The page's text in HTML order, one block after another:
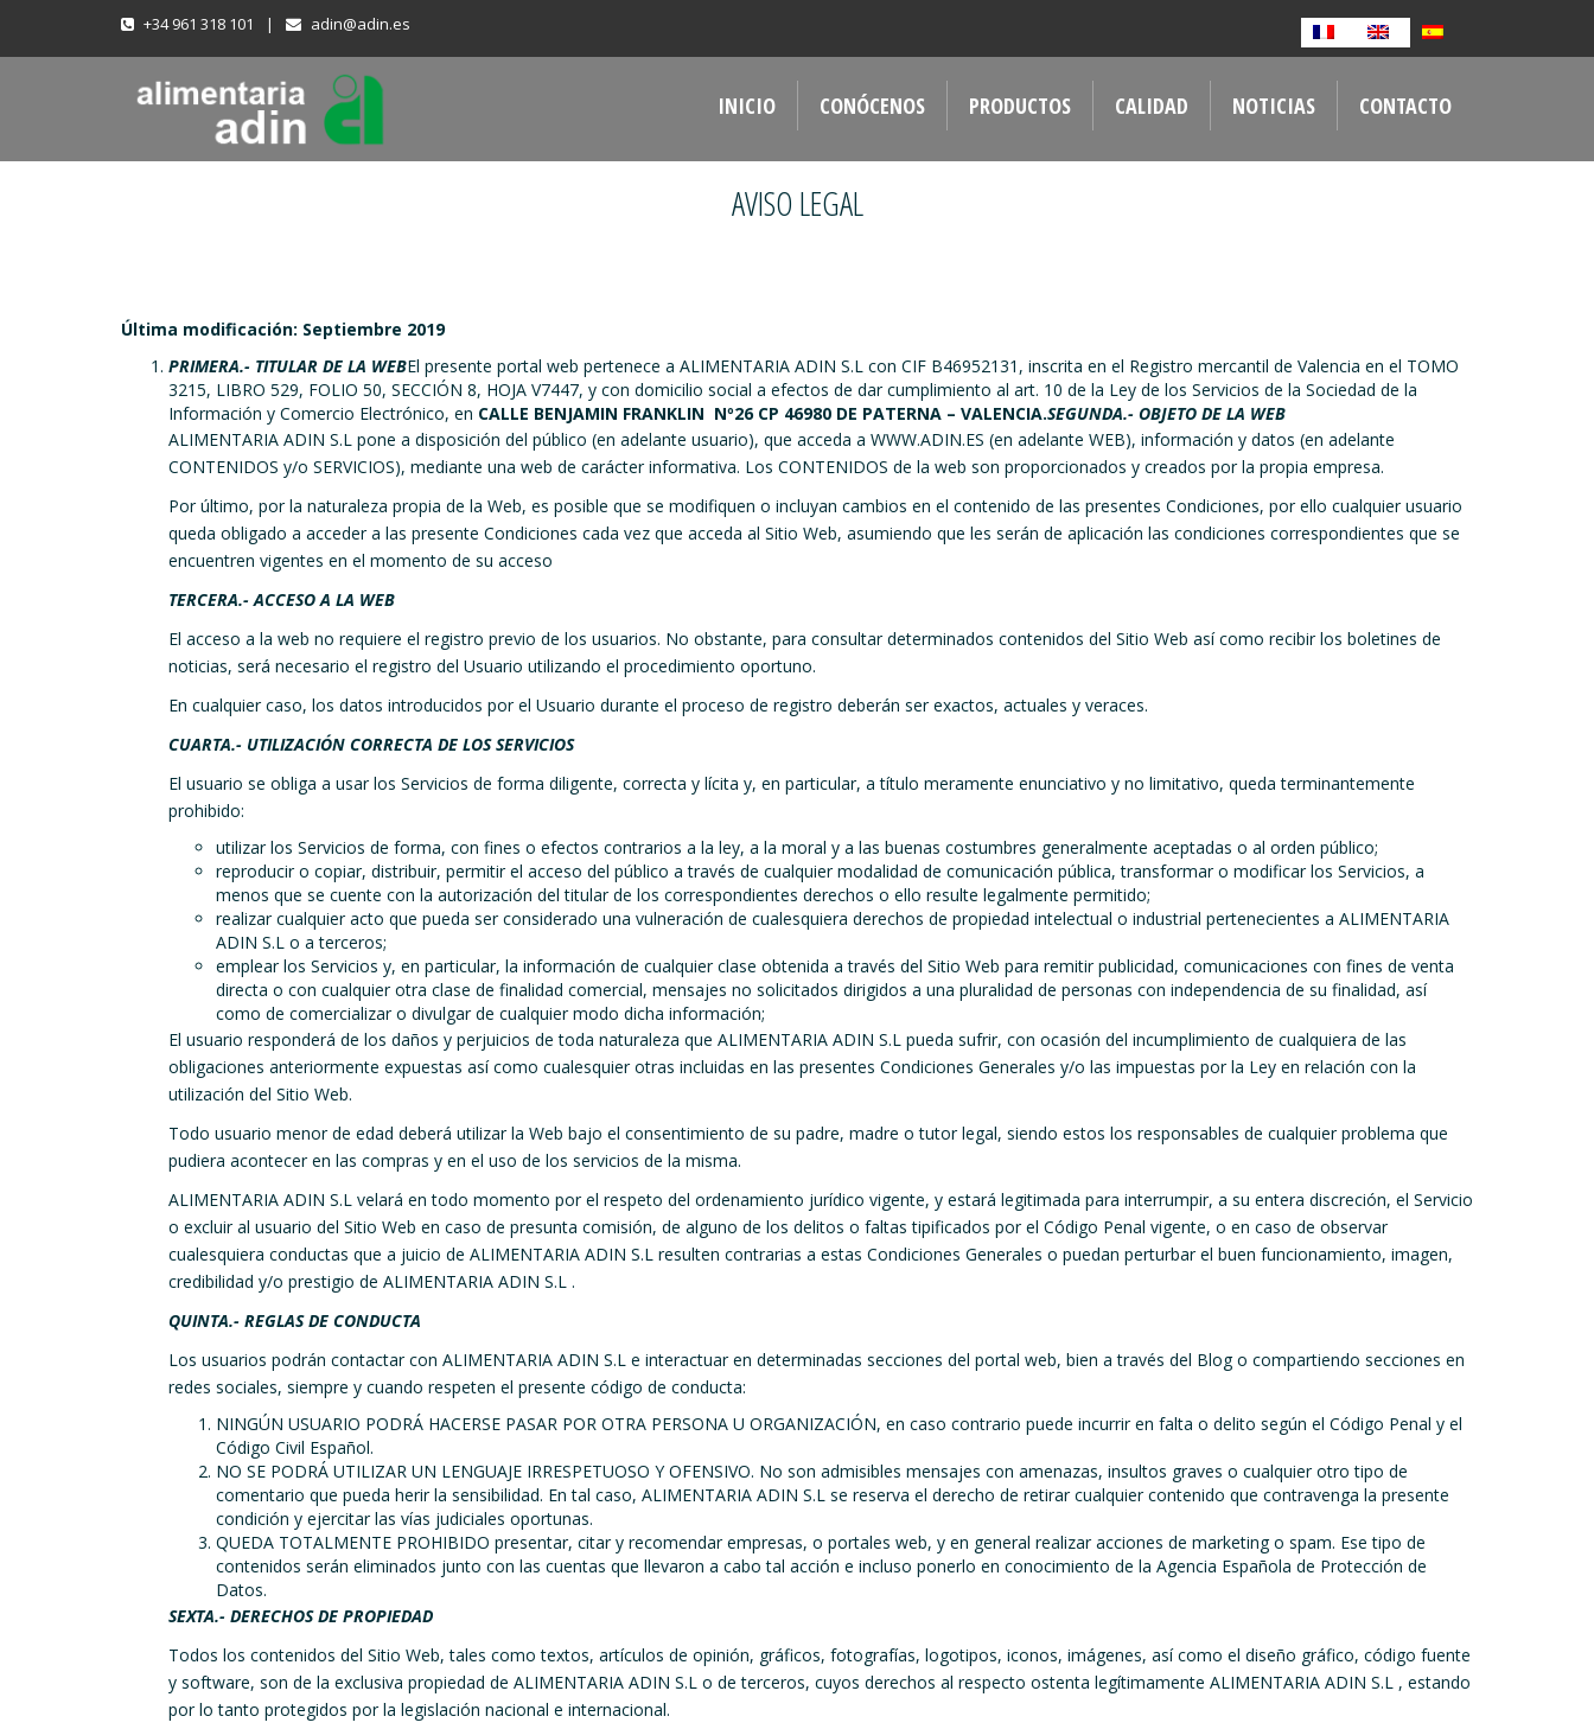
+34 961 318 101 | adin@adin.es
INICIO CONÓCENOS PRODUCTOS CALIDAD NOTICIAS CONTACTO
AVISO LEGAL
Última modificación: Septiembre 2019
PRIMERA.- TITULAR DE LA WEBEl presente portal web pertenece a ALIMENTARIA ADIN S.L con CIF B46952131, inscrita en el Registro mercantil de Valencia en el TOMO
3215, LIBRO 529, FOLIO 50, SECCIÓN 8, HOJA V7447, y con domicilio social a efectos de dar cumplimiento al art. 10 de la Ley de los Servicios de la Sociedad de la
Información y Comercio Electrónico, en CALLE BENJAMIN FRANKLIN Nº26 CP 46980 DE PATERNA – VALENCIA.SEGUNDA.- OBJETO DE LA WEB
ALIMENTARIA ADIN S.L pone a disposición del público (en adelante usuario), que acceda a WWW.ADIN.ES (en adelante WEB), información y datos (en adelante
CONTENIDOS y/o SERVICIOS), mediante una web de carácter informativa. Los CONTENIDOS de la web son proporcionados y creados por la propia empresa.
Por último, por la naturaleza propia de la Web, es posible que se modifiquen o incluyan cambios en el contenido de las presentes Condiciones, por ello cualquier usuario
queda obligado a acceder a las presente Condiciones cada vez que acceda al Sitio Web, asumiendo que les serán de aplicación las condiciones correspondientes que se
encuentren vigentes en el momento de su acceso
TERCERA.- ACCESO A LA WEB
El acceso a la web no requiere el registro previo de los usuarios. No obstante, para consultar determinados contenidos del Sitio Web así como recibir los boletines de
noticias, será necesario el registro del Usuario utilizando el procedimiento oportuno.
En cualquier caso, los datos introducidos por el Usuario durante el proceso de registro deberán ser exactos, actuales y veraces.
CUARTA.- UTILIZACIÓN CORRECTA DE LOS SERVICIOS
El usuario se obliga a usar los Servicios de forma diligente, correcta y lícita y, en particular, a título meramente enunciativo y no limitativo, queda terminantemente
prohibido:
utilizar los Servicios de forma, con fines o efectos contrarios a la ley, a la moral y a las buenas costumbres generalmente aceptadas o al orden público;
reproducir o copiar, distribuir, permitir el acceso del público a través de cualquier modalidad de comunicación pública, transformar o modificar los Servicios, a
menos que se cuente con la autorización del titular de los correspondientes derechos o ello resulte legalmente permitido;
realizar cualquier acto que pueda ser considerado una vulneración de cualesquiera derechos de propiedad intelectual o industrial pertenecientes a ALIMENTARIA
ADIN S.L o a terceros;
emplear los Servicios y, en particular, la información de cualquier clase obtenida a través del Sitio Web para remitir publicidad, comunicaciones con fines de venta
directa o con cualquier otra clase de finalidad comercial, mensajes no solicitados dirigidos a una pluralidad de personas con independencia de su finalidad, así
como de comercializar o divulgar de cualquier modo dicha información;
El usuario responderá de los daños y perjuicios de toda naturaleza que ALIMENTARIA ADIN S.L pueda sufrir, con ocasión del incumplimiento de cualquiera de las
obligaciones anteriormente expuestas así como cualesquier otras incluidas en las presentes Condiciones Generales y/o las impuestas por la Ley en relación con la
utilización del Sitio Web.
Todo usuario menor de edad deberá utilizar la Web bajo el consentimiento de su padre, madre o tutor legal, siendo estos los responsables de cualquier problema que
pudiera acontecer en las compras y en el uso de los servicios de la misma.
ALIMENTARIA ADIN S.L velará en todo momento por el respeto del ordenamiento jurídico vigente, y estará legitimada para interrumpir, a su entera discreción, el Servicio
o excluir al usuario del Sitio Web en caso de presunta comisión, de alguno de los delitos o faltas tipificados por el Código Penal vigente, o en caso de observar
cualesquiera conductas que a juicio de ALIMENTARIA ADIN S.L resulten contrarias a estas Condiciones Generales o puedan perturbar el buen funcionamiento, imagen,
credibilidad y/o prestigio de ALIMENTARIA ADIN S.L .
QUINTA.- REGLAS DE CONDUCTA
Los usuarios podrán contactar con ALIMENTARIA ADIN S.L e interactuar en determinadas secciones del portal web, bien a través del Blog o compartiendo secciones en
redes sociales, siempre y cuando respeten el presente código de conducta:
NINGÚN USUARIO PODRÁ HACERSE PASAR POR OTRA PERSONA U ORGANIZACIÓN, en caso contrario puede incurrir en falta o delito según el Código Penal y el
Código Civil Español.
NO SE PODRÁ UTILIZAR UN LENGUAJE IRRESPETUOSO Y OFENSIVO. No son admisibles mensajes con amenazas, insultos graves o cualquier otro tipo de
comentario que pueda herir la sensibilidad. En tal caso, ALIMENTARIA ADIN S.L se reserva el derecho de retirar cualquier contenido que contravenga la presente
condición y ejercitar las vías judiciales oportunas.
QUEDA TOTALMENTE PROHIBIDO presentar, citar y recomendar empresas, o portales web, y en general realizar acciones de marketing o spam. Ese tipo de
contenidos serán eliminados junto con las cuentas que llevaron a cabo tal acción e incluso ponerlo en conocimiento de la Agencia Española de Protección de
Datos.
SEXTA.- DERECHOS DE PROPIEDAD
Todos los contenidos del Sitio Web, tales como textos, artículos de opinión, gráficos, fotografías, logotipos, iconos, imágenes, así como el diseño gráfico, código fuente
y software, son de la exclusiva propiedad de ALIMENTARIA ADIN S.L o de terceros, cuyos derechos al respecto ostenta legítimamente ALIMENTARIA ADIN S.L , estando
por lo tanto protegidos por la legislación nacional e internacional.